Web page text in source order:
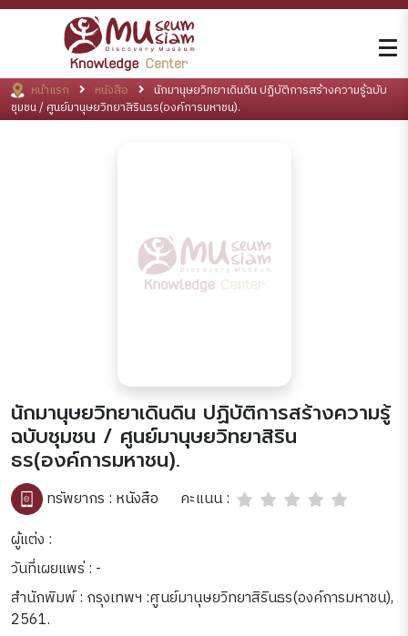
หน้าแรก หนังสือ
นักมานุษยวิทยาเดินดิน ปฏิบัติการสร้างความรู้ฉบับ
ชุมชน / ศูนย์มานุษยวิทยาสิรินธร(องค์การมหาชน).
นักมานุษยวิทยาเดินดิน ปฏิบัติการสร้างความรู้
ฉบับชุมชน / ศูนย์มานุษยวิทยาสิริน
ธร(องค์การมหาชน).
ทรัพยากร : หนังสือ
คะแนน :
ผู้แต่ง :
วันที่เผยแพร่ : -
สำนักพิมพ์ : กรุงเทพฯ :ศูนย์มานุษยวิทยาสิรินธร(องค์การมหาชน),
2561.